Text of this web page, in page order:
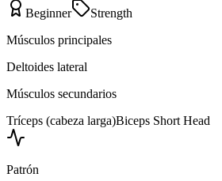
Beginner
Strength
Músculos principales
Deltoides lateral
Músculos secundarios
Tríceps (cabeza larga)Biceps Short Head
Patrón